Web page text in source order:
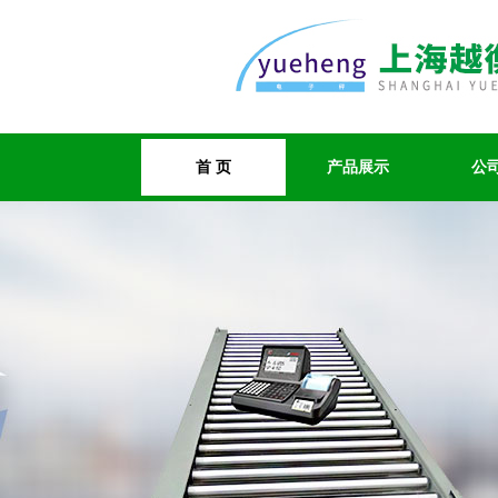
首 页 产品展示 公